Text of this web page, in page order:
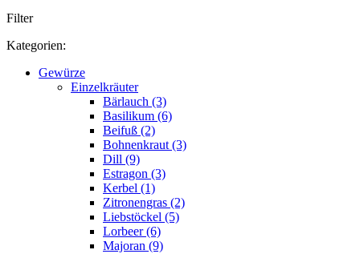
Filter
Kategorien:
Gewürze
Einzelkräuter
Bärlauch (3)
Basilikum (6)
Beifuß (2)
Bohnenkraut (3)
Dill (9)
Estragon (3)
Kerbel (1)
Zitronengras (2)
Liebstöckel (5)
Lorbeer (6)
Majoran (9)